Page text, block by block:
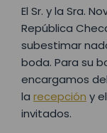
El Sr. y la Sra.
República
subestimar
boda. Para su
encargamos del
la recepción y el
invitados.